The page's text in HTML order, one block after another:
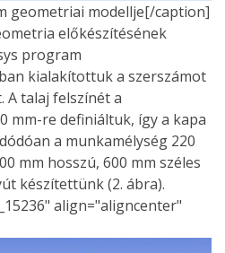
geometriai modellje[/caption]
előkészítésének
program
kialakítottuk a szerszámot
A talaj felszínét a
mm-re definiáltuk, így a kapa
a munkamélység 220
mm hosszú, 600 mm széles
készítettünk (2. ábra).
align="aligncenter"